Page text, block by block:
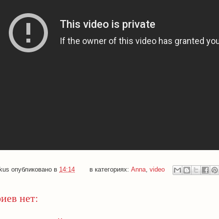
опубликовано в 14:14 в категориях: Anna, video
нет: